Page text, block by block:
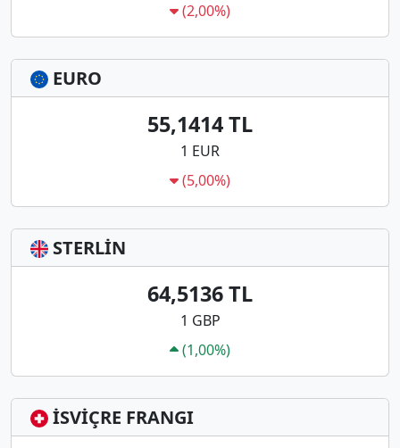
(2,00%)
EURO
55,1414 TL
1 EUR
(5,00%)
STERLİN
64,5136 TL
1 GBP
(1,00%)
İSVİÇRE FRANGI